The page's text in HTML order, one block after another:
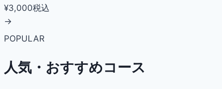
¥3,000税込
→
POPULAR
人気・おすすめコース